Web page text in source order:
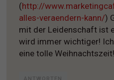
(http://
alles-veraendern-kann/)
mit der Leidenschaft ist
wird immer wichtiger!
eine tolle Weihnachtszeit!